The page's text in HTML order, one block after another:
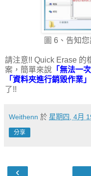
圖 6、告知
請注意!! Quick Erase 的
案，簡單來說 「無法一
「資料夾進行銷毀作業」
了!!
Weithenn 於 星期四, 4月
分享
‹